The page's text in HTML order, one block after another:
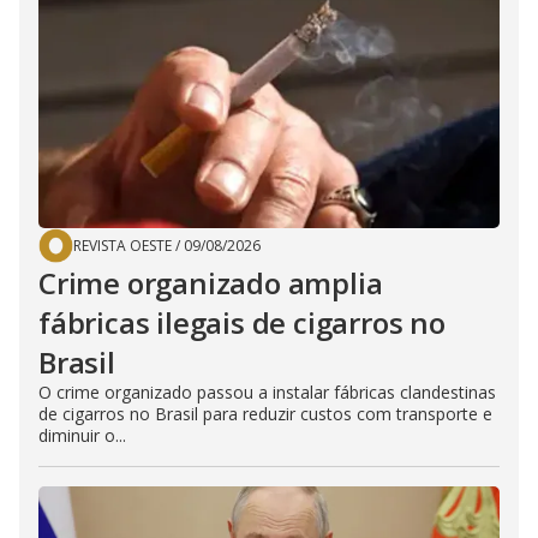
REVISTA OESTE/ 09/08/2026
Crime organizado amplia
fábricas ilegais de cigarros no
Brasil
O crime organizado passou a instalar fábricas clandestinas
de cigarros no Brasil para reduzir custos com transporte e
diminuir o...